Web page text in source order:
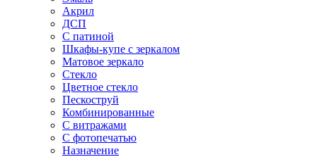
Акрил
ДСП
С патиной
Шкафы-купе с зеркалом
Матовое зеркало
Стекло
Цветное стекло
Пескоструй
Комбинированные
С витражами
С фотопечатью
Назначение